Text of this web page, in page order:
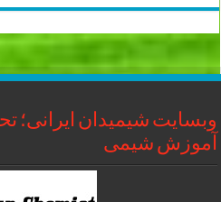
وبسایت شیمیدان ایرانی؛
آموزش شیمی